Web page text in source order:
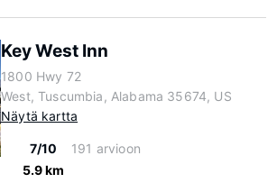
Key West Inn
1800 Hwy 72
West, Tuscumbia, Alabama 35674, US
Näytä kartta
7/10
191 arvioon
5.9 km